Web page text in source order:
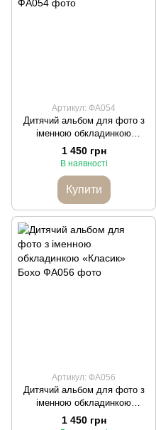
Артикул: ФА054
Дитячий альбом для фото з
іменною обкладинкою
«Класика» Ліс
1 450 грн
В наявності
Купити
Артикул: ФА056
Дитячий альбом для фото з
іменною обкладинкою
«Класик» Бохо
1 450 грн